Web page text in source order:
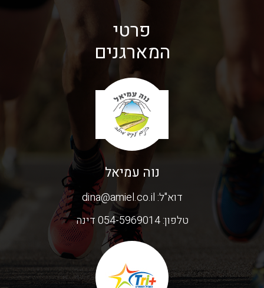
פרטי
המארגנים
נוה עמיאל
דוא"ל: dina@amiel.co.il
טלפון:054-5969014 דינה